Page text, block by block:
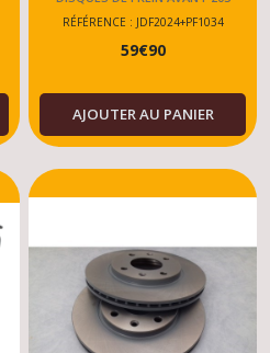
, XT , TD , DISEL ,
ESSENCE
RÉFÉRENCE : JDF2024+PF1034
59€90
AJOUTER AU PANIER